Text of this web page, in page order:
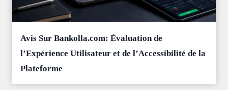
Avis Sur Bankolla.com: Évaluation de
l’Expérience Utilisateur et de l’Accessibilité de la
Plateforme